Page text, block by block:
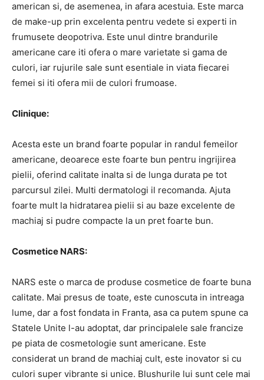
american si, de asemenea, in afara acestuia. Este marca
de make-up prin excelenta pentru vedete si experti in
frumusete deopotriva. Este unul dintre brandurile
americane care iti ofera o mare varietate si gama de
culori, iar rujurile sale sunt esentiale in viata fiecarei
femei si iti ofera mii de culori frumoase.
Clinique:
Acesta este un brand foarte popular in randul femeilor
americane, deoarece este foarte bun pentru ingrijirea
pielii, oferind calitate inalta si de lunga durata pe tot
parcursul zilei. Multi dermatologi il recomanda. Ajuta
foarte mult la hidratarea pielii si au baze excelente de
machiaj si pudre compacte la un pret foarte bun.
Cosmetice NARS:
NARS este o marca de produse cosmetice de foarte buna
calitate. Mai presus de toate, este cunoscuta in intreaga
lume, dar a fost fondata in Franta, asa ca putem spune ca
Statele Unite l-au adoptat, dar principalele sale francize
pe piata de cosmetologie sunt americane. Este
considerat un brand de machiaj cult, este inovator si cu
culori super vibrante si unice. Blushurile lui sunt cele mai